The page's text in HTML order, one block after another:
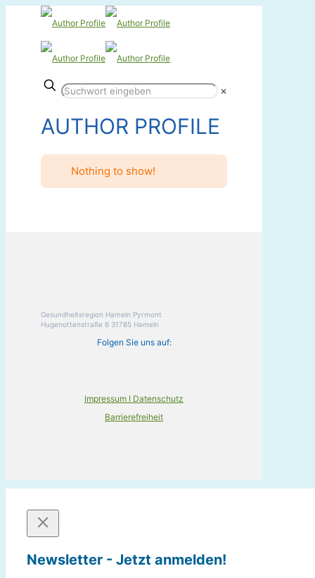
✕
AUTHOR PROFILE
Nothing to show!
Gesundheitsregion Hameln Pyrmont
Hugenottenstraße 6 31785 Hameln
Folgen Sie uns auf:
Impressum I Datenschutz
Barrierefreiheit
Newsletter - Jetzt anmelden!